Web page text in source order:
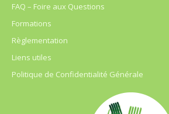
FAQ – Foire aux Questions
Formations
Règlementation
Liens utiles
Politique de Confidentialité Générale